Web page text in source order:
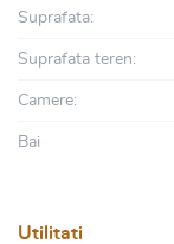
Suprafata:
Suprafata teren:
Camere:
Bai
Utilitati